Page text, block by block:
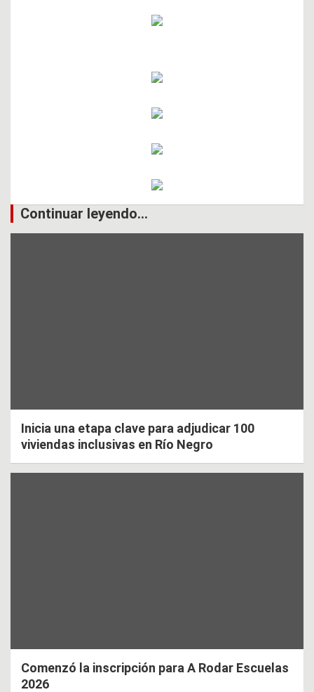
Continuar leyendo...
Inicia una etapa clave para adjudicar 100
viviendas inclusivas en Río Negro
Comenzó la inscripción para A Rodar Escuelas
2026